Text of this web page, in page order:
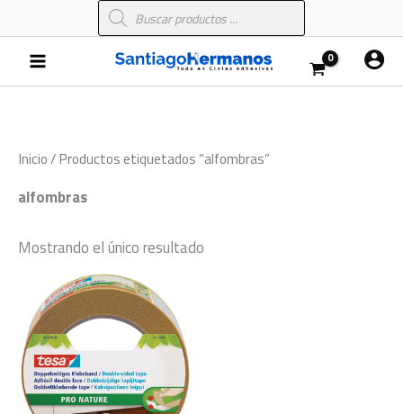
al
contenido
Búsqueda
de
Main
Menu
Inicio/ Productos etiquetados “alfombras”
alfombras
Mostrando el único resultado